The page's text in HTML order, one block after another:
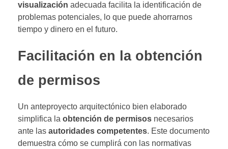
visualización adecuada facilita la identificación de
problemas potenciales, lo que puede ahorrarnos
tiempo y dinero en el futuro.
Facilitación en la obtención
de permisos
Un anteproyecto arquitectónico bien elaborado
simplifica la obtención de permisos necesarios
ante las autoridades competentes. Este documento
demuestra cómo se cumplirá con las normativas